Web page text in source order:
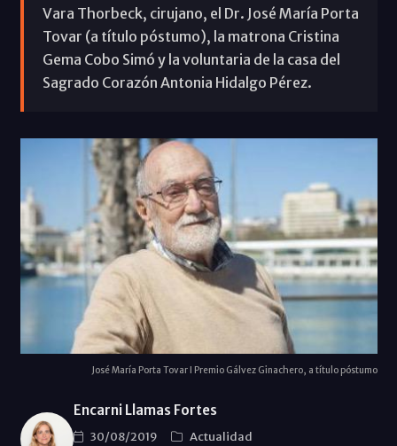
Vara Thorbeck, cirujano, el Dr. José María Porta
Tovar (a título póstumo), la matrona Cristina
Gema Cobo Simó y la voluntaria de la casa del
Sagrado Corazón Antonia Hidalgo Pérez.
José María Porta Tovar I Premio Gálvez Ginachero, a título póstumo
Encarni Llamas Fortes
30/08/2019
Actualidad